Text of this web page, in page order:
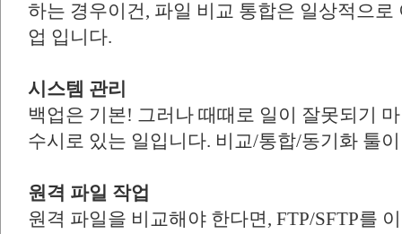
하는 경우이건, 파일 비교 통합은 일상적으
업 입니다.
시스템 관리
백업은 기본! 그러나 때때로 일이 잘못되기
수시로 있는 일입니다. 비교/통합/동기화 툴
원격 파일 작업
원격 파일을 비교해야 한다면, FTP/SFTP를